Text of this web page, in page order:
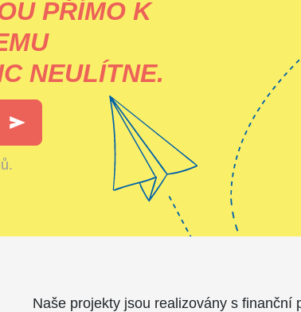
PŘÍMO K
NEULÍTNE.
.
Naše projekty jsou realizovány s finanční